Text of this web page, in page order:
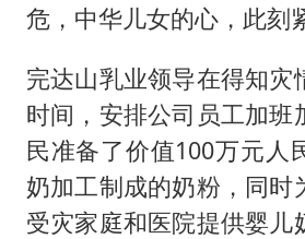
“老戏骨”秦焰
危，中华儿女的心，此刻
完达山乳业领导在得知灾
时间，安排公司员工加班
民准备了价值100万元人
奶加工制成的奶粉，同时
受灾家庭和医院提供婴儿